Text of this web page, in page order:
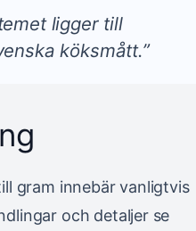
ligger till
köksmått.”
gram innebär vanligtvis
och detaljer se